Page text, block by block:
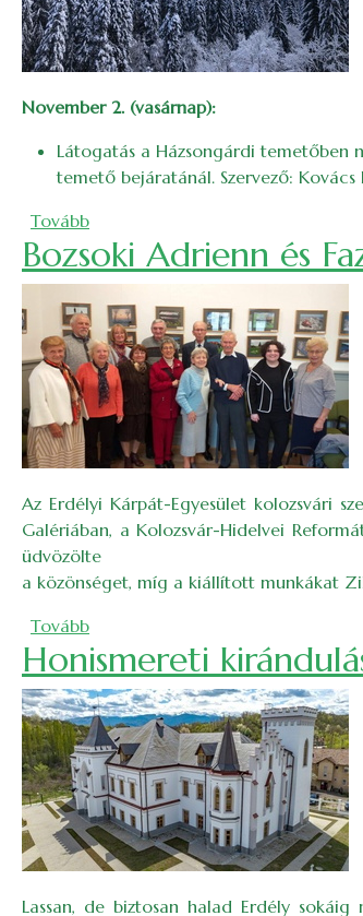
November 2. (vasárnap):
Látogatás a Házsongárdi temetőben
temető bejáratánál. Szervező: Kovács
Tovább(2025. novemberi bakancslista)
Bozsoki Adrienn és
Az Erdélyi Kárpát-Egyesület kolozsvári
Galériában, a Kolozsvár-Hidelvei
üdvözölte
a közönséget, míg a kiállított munkákat
Tovább(Bozsoki Adrienn és Fazakas
Honismereti
Lassan, de biztosan halad Erdély